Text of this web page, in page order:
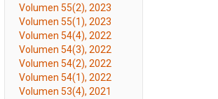
Volumen 55(2), 2023
Volumen 55(1), 2023
Volumen 54(4), 2022
Volumen 54(3), 2022
Volumen 54(2), 2022
Volumen 54(1), 2022
Volumen 53(4), 2021